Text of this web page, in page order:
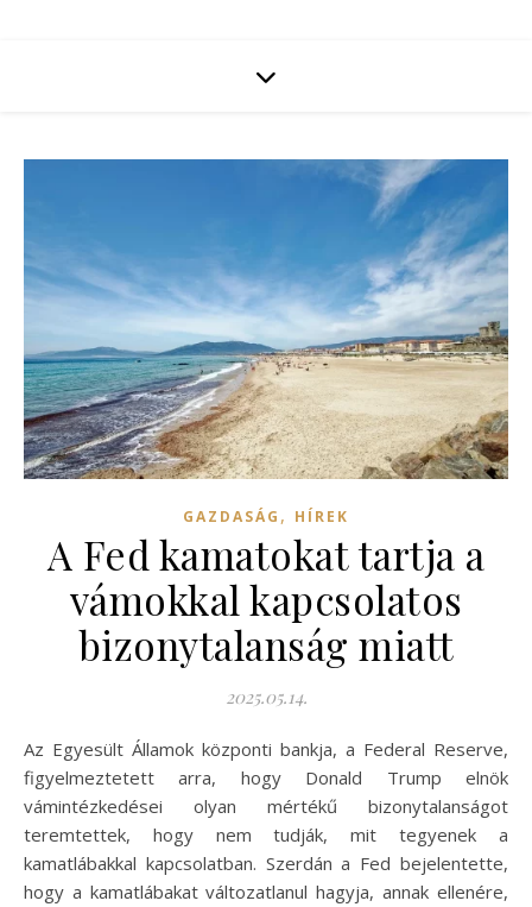
GAZDASÁG , HÍREK
A Fed kamatokat tartja a
vámokkal kapcsolatos
bizonytalanság miatt
2025.05.14.
Az Egyesült Államok központi bankja, a Federal Reserve,
figyelmeztetett arra, hogy Donald Trump elnök
vámintézkedései olyan mértékű bizonytalanságot
teremtettek, hogy nem tudják, mit tegyenek a
kamatlábakkal kapcsolatban. Szerdán a Fed bejelentette,
hogy a kamatlábakat változatlanul hagyja, annak ellenére,